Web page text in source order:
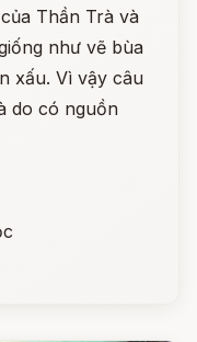
Thần Trà và
như vẽ bùa
xấu. Vì vậy câu
do có nguồn